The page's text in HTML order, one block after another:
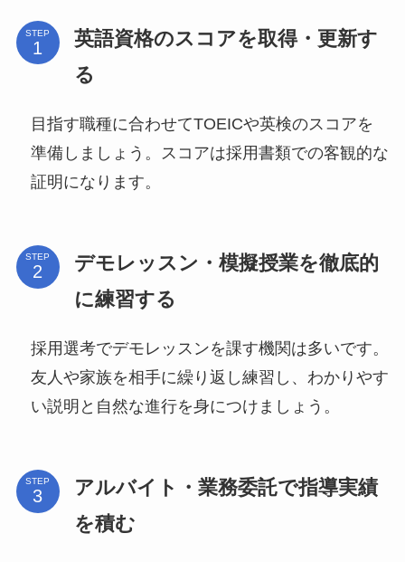
STEP
英語資格のスコアを取得・更新す
る
目指す職種に合わせてTOEICや英検のスコアを
準備しましょう。スコアは採用書類での客観的な
証明になります。
STEP
デモレッスン・模擬授業を徹底的
に練習する
採用選考でデモレッスンを課す機関は多いです。
友人や家族を相手に繰り返し練習し、わかりやす
い説明と自然な進行を身につけましょう。
STEP
アルバイト・業務委託で指導実績
を積む